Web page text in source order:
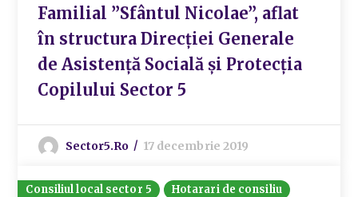
Familial ”Sfântul Nicolae”, aflat
în structura Direcției Generale
de Asistență Socială și Protecția
Copilului Sector 5
Sector5.ro 17 decembrie 2019
Consiliul local sector 5
Hotarari de consiliu